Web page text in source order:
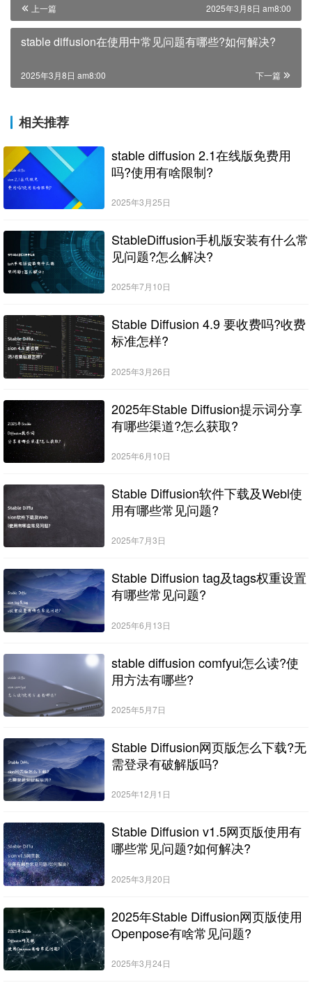
上一篇 2025年3月8日 am8:00
stable diffusion在使用中常见问题有哪些?如何解决?
下一篇
2025年3月8日 am8:00
相关推荐
stable diffusion 2.1在线版免费用
吗?使用有啥限制?
2025年3月25日
StableDiffusion手机版安装有什么常
见问题?怎么解决?
2025年7月10日
Stable Diffusion 4.9 要收费吗?收费
标准怎样?
2025年3月26日
2025年Stable Diffusion提示词分享
有哪些渠道?怎么获取?
2025年6月10日
Stable Diffusion软件下载及Webl使
用有哪些常见问题?
2025年7月3日
Stable Diffusion tag及tags权重设置
有哪些常见问题?
2025年6月13日
stable diffusion comfyui怎么读?使
用方法有哪些?
2025年5月7日
Stable Diffusion网页版怎么下载?无
需登录有破解版吗?
2025年12月1日
Stable Diffusion v1.5网页版使用有
哪些常见问题?如何解决?
2025年3月20日
2025年Stable Diffusion网页版使用
Openpose有啥常见问题?
2025年3月24日